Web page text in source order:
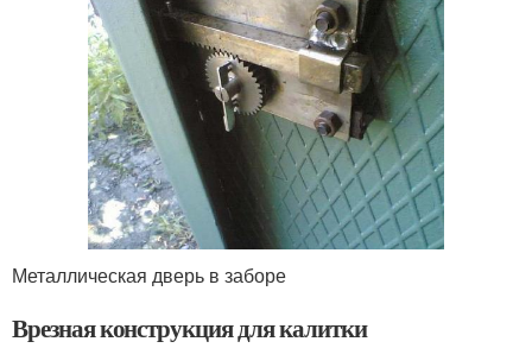
Металлическая дверь в заборе
Врезная конструкция для калитки